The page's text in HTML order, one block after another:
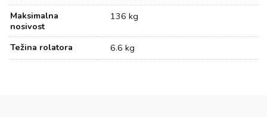
Maksimalna
nosivost
136 kg
Težina rolatora 6.6 kg